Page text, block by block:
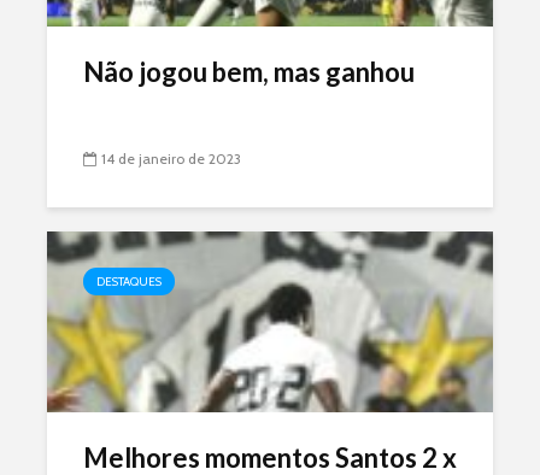
Não jogou bem, mas ganhou
14 de janeiro de 2023
DESTAQUES
Melhores momentos Santos 2 x